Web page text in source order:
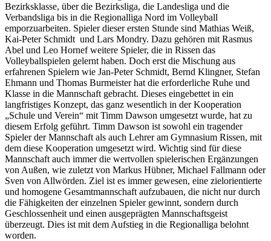
Bezirksklasse, über die Bezirksliga, die Landesliga und die
Verbandsliga bis in die Regionalliga Nord im Volleyball
emporzuarbeiten. Spieler dieser ersten Stunde sind Mathias Weiß,
Kai-Peter Schmidt und Lars Mondry. Dazu gehören mit Rasmus
Abel und Leo Hornef weitere Spieler, die in Rissen das
Volleyballspielen gelernt haben. Doch erst die Mischung aus
erfahrenen Spielern wie Jan-Peter Schmidt, Bernd Klingner, Stefan
Ehmann und Thomas Burmeister hat die erforderliche Ruhe und
Klasse in die Mannschaft gebracht. Dieses eingebettet in ein
langfristiges Konzept, das ganz wesentlich in der Kooperation
„Schule und Verein“ mit Timm Dawson umgesetzt wurde, hat zu
diesem Erfolg geführt. Timm Dawson ist sowohl ein tragender
Spieler der Mannschaft als auch Lehrer am Gymnasium Rissen, mit
dem diese Kooperation umgesetzt wird. Wichtig sind für diese
Mannschaft auch immer die wertvollen spielerischen Ergänzungen
von Außen, wie zuletzt von Markus Hübner, Michael Fallmann oder
Sven von Allwörden. Ziel ist es immer gewesen, eine zielorientierte
und homogene Gesamtmannschaft aufzubauen, die nicht nur durch
die Fähigkeiten der einzelnen Spieler gewinnt, sondern durch
Geschlossenheit und einen ausgeprägten Mannschaftsgeist
überzeugt. Dies ist mit dem Aufstieg in die Regionalliga belohnt
worden.